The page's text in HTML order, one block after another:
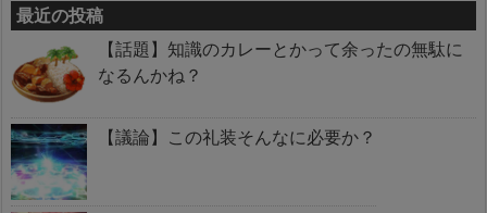
最近の投稿
【話題】知識のカレーとかって余ったの無駄に
なるんかね？
【議論】この礼装そんなに必要か？